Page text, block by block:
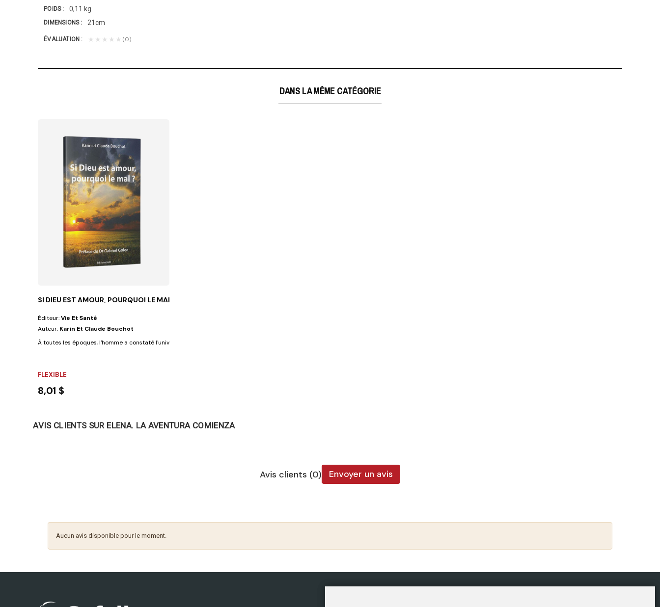
POIDS 0,11 kg
DIMENSIONS 21cm
ÉVALUATION ★★★★★ (0)
DANS LA MÊME CATÉGORIE
SI DIEU EST AMOUR, POURQUOI LE MAL ?
Éditeur:Vie Et Santé
Auteur: Karin Et Claude Bouchot
À toutes les époques, l'homme a constaté l'universalité du mal et n'a cessé de...
FLEXIBLE
8,01 $
AVIS CLIENTS SUR ELENA. LA AVENTURA COMIENZA
Avis clients (0) Envoyer un avis
Aucun avis disponible pour le moment.